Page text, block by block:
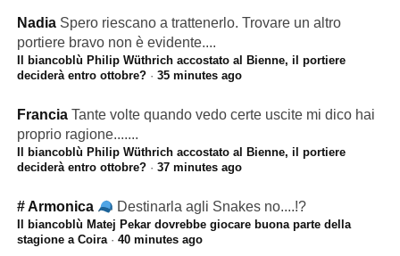
Nadia Spero riescano a trattenerlo. Trovare un altro
portiere bravo non è evidente....
Il biancoblù Philip Wüthrich accostato al Bienne, il portiere
deciderà entro ottobre?· 35 minutes ago
Francia Tante volte quando vedo certe uscite mi dico hai
proprio ragione.......
Il biancoblù Philip Wüthrich accostato al Bienne, il portiere
deciderà entro ottobre?· 37 minutes ago
# Armonica Destinarla agli Snakes no....!?
Il biancoblù Matej Pekar dovrebbe giocare buona parte della
stagione a Coira· 40 minutes ago